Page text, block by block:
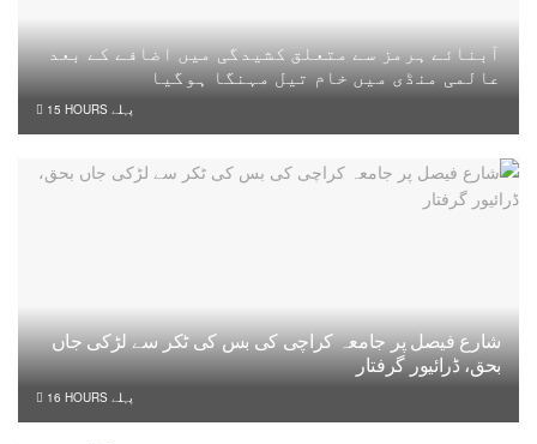
آبنائے ہرمز سے متعلق کشیدگی میں اضافے کے بعد
عالمی منڈی میں خام تیل مہنگا ہوگیا
15 HOURS پہلے
شارع فیصل پر جامعہ کراچی کی بس کی ٹکر سے لڑکی جاں
بحق، ڈرائیور گرفتار
16 HOURS پہلے